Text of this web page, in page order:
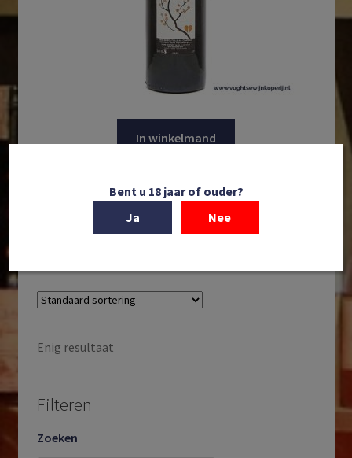
In winkelmand
Pécharmant | Bergerac | Sud-Ouest | Frankrijk |
2021
Enig resultaat
Filteren
Zoeken
Bent u 18 jaar of ouder?
Ja
Nee